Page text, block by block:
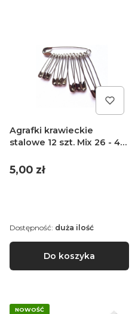
Agrafki krawieckie
stalowe 12 szt. Mix 26 - 45
Cena
5,00 zł
Do koszyka
Dostępność: duża ilość
NOWOŚĆ